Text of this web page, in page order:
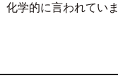
化学的に言われてい